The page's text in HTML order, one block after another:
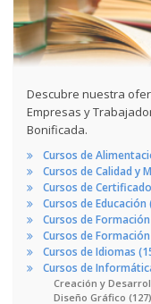
Descubre nuestra
Empresas y
Bonificada.
Cursos de
Cursos de Calidad y
Cursos de
Cursos de Educación
Cursos de
Cursos de
Cursos de Idiomas
Cursos de
Creación y
Diseño Gráfico (127)